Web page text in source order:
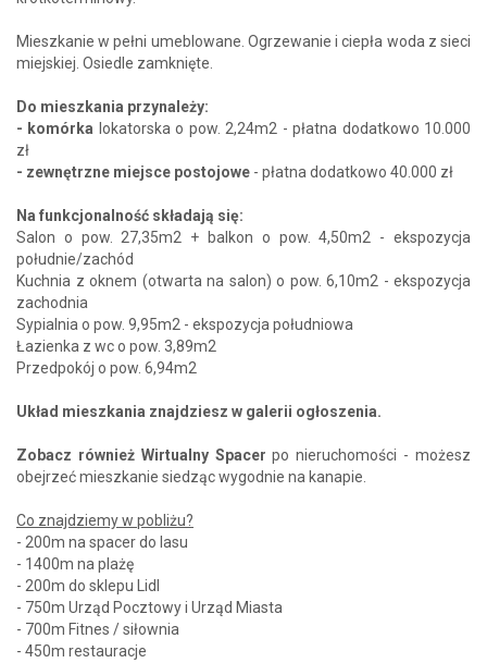
Mieszkanie w pełni umeblowane. Ogrzewanie i ciepła woda z sieci
miejskiej. Osiedle zamknięte.
Do mieszkania przynależy:
- komórka lokatorska o pow. 2,24m2 - płatna dodatkowo 10.000
zł
- zewnętrzne miejsce postojowe - płatna dodatkowo 40.000 zł
Na funkcjonalność składają się:
Salon o pow. 27,35m2 + balkon o pow. 4,50m2 - ekspozycja
południe/zachód
Kuchnia z oknem (otwarta na salon) o pow. 6,10m2 - ekspozycja
zachodnia
Sypialnia o pow. 9,95m2 - ekspozycja południowa
Łazienka z wc o pow. 3,89m2
Przedpokój o pow. 6,94m2
Układ mieszkania znajdziesz w galerii ogłoszenia.
Zobacz również Wirtualny Spacer po nieruchomości - możesz
obejrzeć mieszkanie siedząc wygodnie na kanapie.
Co znajdziemy w pobliżu?
- 200m na spacer do lasu
- 1400m na plażę
- 200m do sklepu Lidl
- 750m Urząd Pocztowy i Urząd Miasta
- 700m Fitnes / siłownia
- 450m restauracje